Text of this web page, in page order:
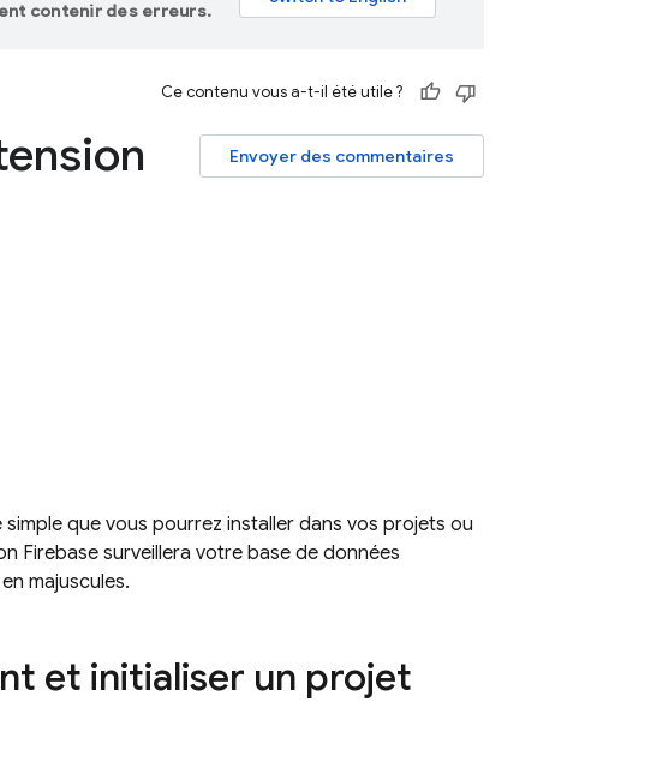
contenir des erreurs.
Ce contenu vous a-t-il été utile ?
Envoyer des commentaires
que vous pourrez installer dans vos projets ou
Firebase surveillera votre base de données
majuscules.
et initialiser un projet